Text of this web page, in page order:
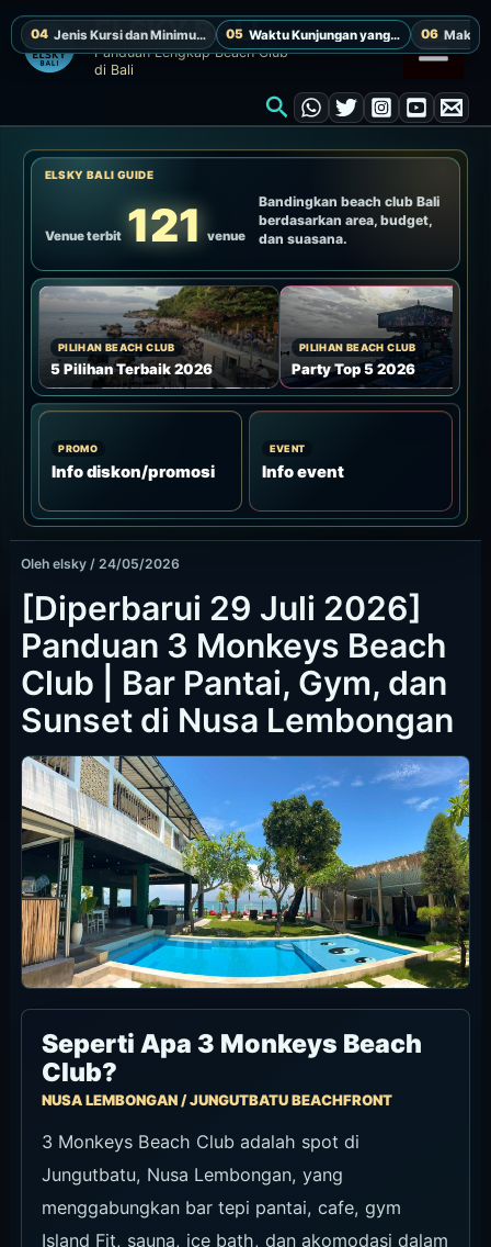
Lewati
ke
konten
ELSKY BALI
Panduan Lengkap Beach Club
di Bali
Cari
ELSKY BALI GUIDE
Venue terbit 121
Bandingkan beach club Bali
berdasarkan area, budget,
dan suasana.
PILIHAN BEACH CLUB
5 Pilihan Terbaik 2026
PILIHAN BEACH CLUB
Party Top 5 2026
Info diskon/promosi Info event
Oleh elsky / 24/05/2026
[Diperbarui 29 Juli 2026]
Panduan 3 Monkeys Beach
Club | Bar Pantai, Gym, dan
Sunset di Nusa Lembongan
Seperti Apa 3 Monkeys Beach
Club?
NUSA LEMBONGAN / JUNGUTBATU BEACHFRONT
3 Monkeys Beach Club adalah spot di
Jungutbatu, Nusa Lembongan, yang
menggabungkan bar tepi pantai, cafe, gym
Island Fit, sauna, ice bath, dan akomodasi dalam